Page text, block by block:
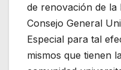
de renovación de la
Consejo General
Especial para tal
mismos que tienen